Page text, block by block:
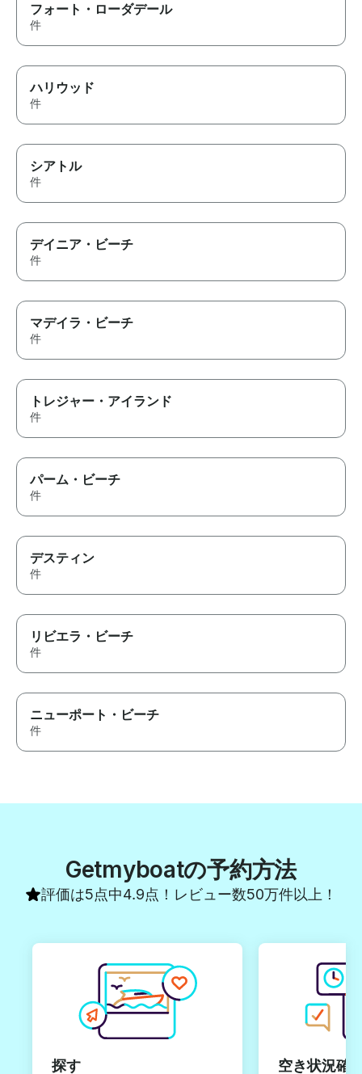
フォート・ローダデール
件
ハリウッド
件
シアトル
件
デイニア・ビーチ
件
マデイラ・ビーチ
件
トレジャー・アイランド
件
パーム・ビーチ
件
デスティン
件
リビエラ・ビーチ
件
ニューポート・ビーチ
件
Getmyboatの予約方法
評価は5点中4.9点！レビュー数50万件以上！
探す 空き状況確